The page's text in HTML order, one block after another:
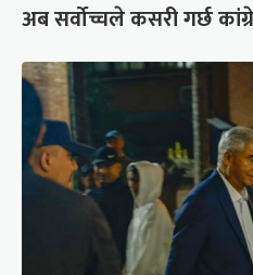
अब सर्वोच्चले कसरी गर्छ